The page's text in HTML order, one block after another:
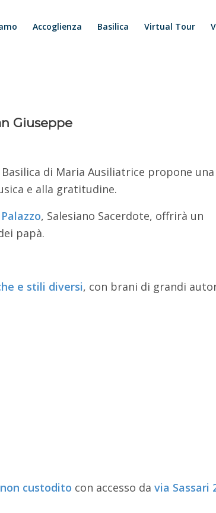
Accoglienza Basilica Virtual Tour
Giuseppe
Basilica di Maria Ausiliatrice propone una
e alla gratitudine.
, Salesiano Sacerdote, offrirà un
papà.
e stili diversi, con brani di grandi
custodito con accesso da via Sassari